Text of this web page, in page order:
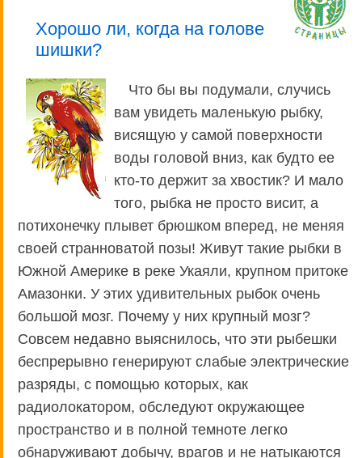
Хорошо ли, когда на голове
шишки?
Что бы вы подумали, случись
вам увидеть маленькую рыбку,
висящую у самой поверхности
воды головой вниз, как будто ее
кто-то держит за хвостик? И мало
того, рыбка не просто висит, а
потихонечку плывет брюшком вперед, не меняя
своей странноватой позы! Живут такие рыбки в
Южной Америке в реке Укаяли, крупном притоке
Амазонки. У этих удивительных рыбок очень
большой мозг. Почему у них крупный мозг?
Совсем недавно выяснилось, что эти рыбешки
беспрерывно генерируют слабые электрические
разряды, с помощью которых, как
радиолокатором, обследуют окружающее
пространство и в полной темноте легко
обнаруживают добычу, врагов и не натыкаются